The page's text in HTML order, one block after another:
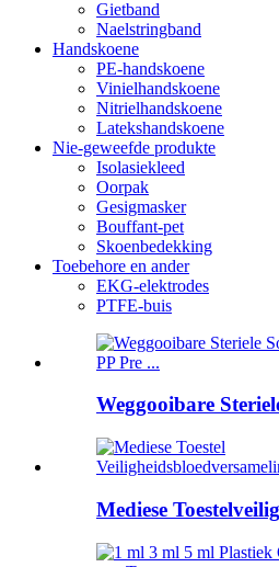
Gietband
Naelstringband
Handskoene
PE-handskoene
Vinielhandskoene
Nitrielhandskoene
Latekshandskoene
Nie-geweefde produkte
Isolasiekleed
Oorpak
Gesigmasker
Bouffant-pet
Skoenbedekking
Toebehore en ander
EKG-elektrodes
PTFE-buis
Weggooibare
Mediese